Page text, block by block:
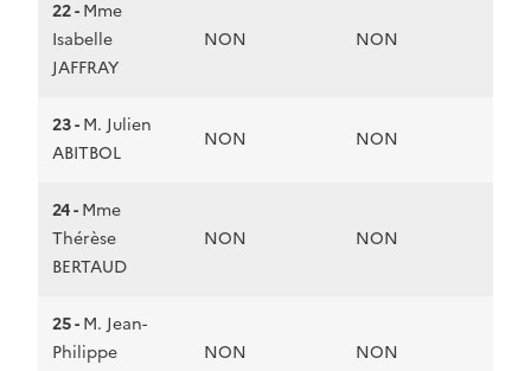
22 -Mme
Isabelle
JAFFRAY
NON NON
23 -M. Julien
ABITBOL
NON NON
24 -Mme
Thérèse
BERTAUD
NON NON
25 -M. Jean-
Philippe
NON NON